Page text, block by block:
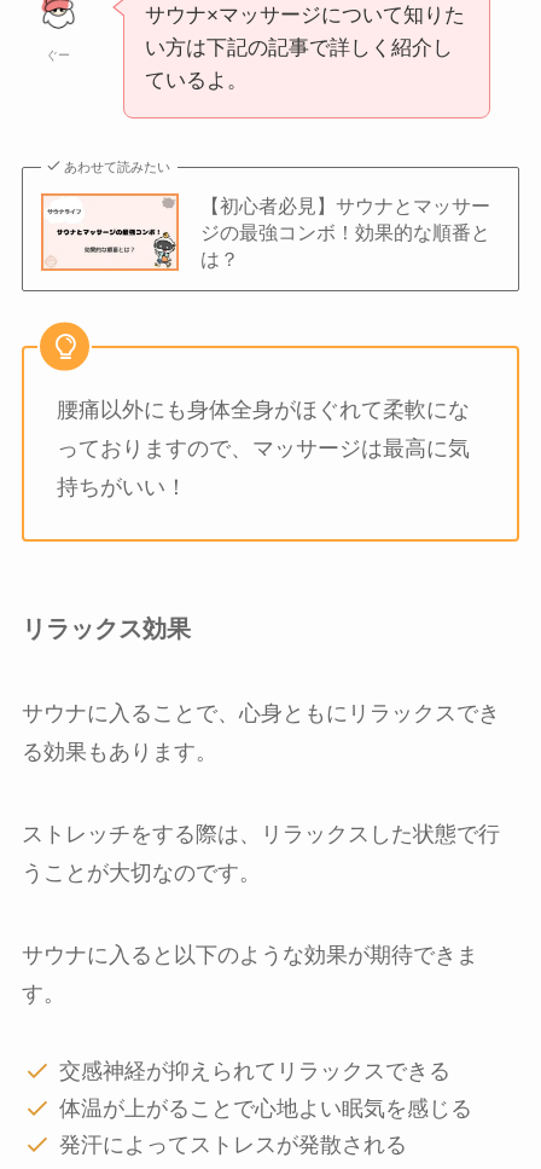
ぐー
サウナ×マッサージについて知りた
い方は下記の記事で詳しく紹介し
ているよ。
あわせて読みたい
【初心者必見】サウナとマッサー
ジの最強コンボ！効果的な順番と
は？
腰痛以外にも身体全身がほぐれて柔軟にな
っておりますので、マッサージは最高に気
持ちがいい！
リラックス効果
サウナに入ることで、心身ともにリラックスでき
る効果もあります。
ストレッチをする際は、リラックスした状態で行
うことが大切なのです。
サウナに入ると以下のような効果が期待できま
す。
交感神経が抑えられてリラックスできる
体温が上がることで心地よい眠気を感じる
発汗によってストレスが発散される